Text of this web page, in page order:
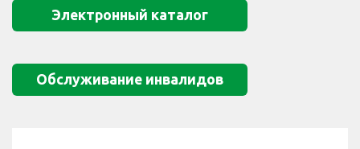
Электронный каталог
Обслуживание инвалидов